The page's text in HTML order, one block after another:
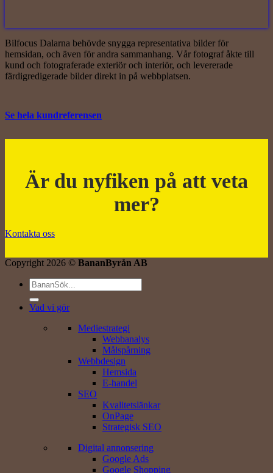
Bilfocus Dalarna behövde snygga representativa bilder för
hemsidan, och även för andra sammanhang. Vår fotograf åkte till
kund och fotograferade exteriör och interiör, och levererade
färdigredigerade bilder direkt in på webbplatsen.
Se hela kundreferensen
Är du nyfiken på att veta
mer?
Kontakta oss
Copyright 2026 © BananByrån AB
Vad vi gör
Mediestrategi
Webbanalys
Målspårning
Webbdesign
Hemsida
E-handel
SEO
Kvalitetslänkar
OnPage
Strategisk SEO
Digital annonsering
Google Ads
Google Shopping